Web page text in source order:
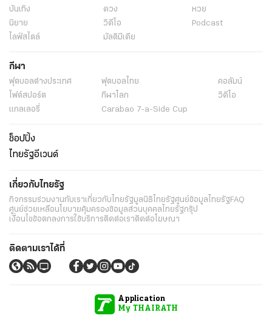
บันเทิง
ดวง
หวย
นิยาย
วิดีโอ
Podcast
ไลฟ์สไตล์
มัลติมีเดีย
กีฬา
ฟุตบอลต่่างประเทศ ฟุตบอลไทย
คอลัมน์
ไฟต์สปอร์ต
กีฬาโลก
วิดีโอ
แกลเลอรี่
Carabao 7-a-Side Cup
ช็อปปิ้ง
ไทยรัฐอีเวนต์
เกี่ยวกับไทยรัฐ
กิจกรรมร่วมงานกับเราเกี่ยวกับไทยรัฐมูลนิธิไทยรัฐศูนย์ข้อมูลไทยรัฐFAQ
ศูนย์ช่วยเหลือนโยบายคุ้มครองข้อมูลส่วนบุคคลไทยรัฐกรุ๊ป
เงื่อนไขข้อตกลงการใช้บริการติดต่อเราติดต่อโฆษณา
ติดตามเราได้ที่
Application
My THAIRATH